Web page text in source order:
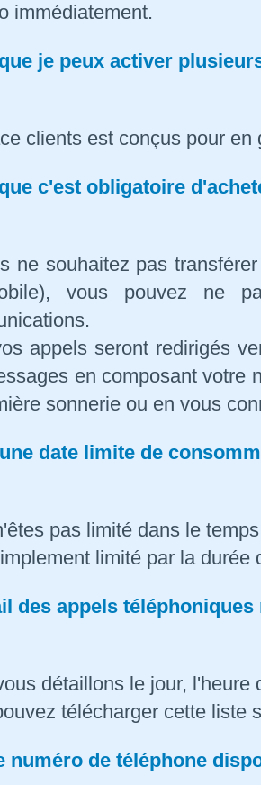
immédiatement.
je peux activer
clients est conçus pour
c'est obligatoire
ne souhaitez pas
vous pouvez ne
appels seront redirigés
en composant votre
sonnerie ou en vous
date limite de
pas limité dans le
limité par la durée
des appels
détaillons le jour,
télécharger cette liste
numéro de téléphone